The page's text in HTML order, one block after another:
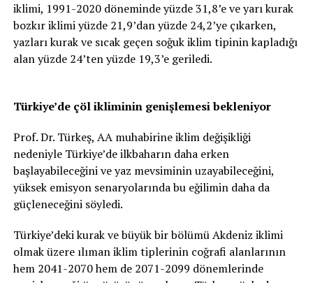
iklimi, 1991-2020 döneminde yüzde 31,8’e ve yarı kurak
bozkır iklimi yüzde 21,9’dan yüzde 24,2’ye çıkarken,
yazları kurak ve sıcak geçen soğuk iklim tipinin kapladığı
alan yüzde 24’ten yüzde 19,3’e geriledi.
Türkiye’de çöl ikliminin genişlemesi bekleniyor
Prof. Dr. Türkeş, AA muhabirine iklim değişikliği
nedeniyle Türkiye’de ilkbaharın daha erken
başlayabileceğini ve yaz mevsiminin uzayabileceğini,
yüksek emisyon senaryolarında bu eğilimin daha da
güçleneceğini söyledi.
Türkiye’deki kurak ve büyük bir bölümü Akdeniz iklimi
olmak üzere ılıman iklim tiplerinin coğrafi alanlarının
hem 2041-2070 hem de 2071-2099 dönemlerinde